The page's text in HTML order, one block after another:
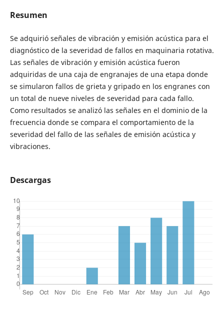
Resumen
Se adquirió señales de vibración y emisión acústica para el
diagnóstico de la severidad de fallos en maquinaria rotativa.
Las señales de vibración y emisión acústica fueron
adquiridas de una caja de engranajes de una etapa donde
se simularon fallos de grieta y gripado en los engranes con
un total de nueve niveles de severidad para cada fallo.
Como resultados se analizó las señales en el dominio de la
frecuencia donde se compara el comportamiento de la
severidad del fallo de las señales de emisión acústica y
vibraciones.
Descargas